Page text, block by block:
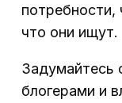
что они ищут.
Задумайтесь
блогерами и